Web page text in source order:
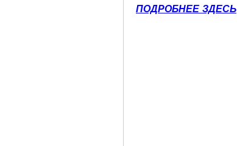
ПОДРОБНЕЕ ЗДЕСЬ